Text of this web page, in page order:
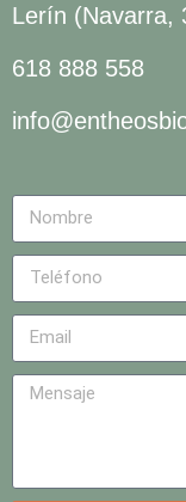
Lerín (Navarra,
618 888 558